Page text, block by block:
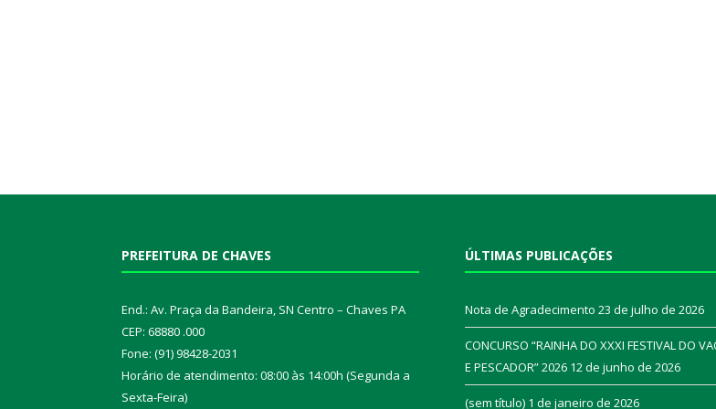
PREFEITURA DE CHAVES
End.: Av. Praça da Bandeira, SN Centro – Chaves PA
CEP: 68880 .000
Fone: (91) 98428-2031
Horário de atendimento: 08:00 às 14:00h (Segunda a
Sexta-Feira)
ÚLTIMAS PUBLICAÇÕES
Nota de Agradecimento 23 de julho de 2026
CONCURSO “RAINHA DO XXXI FESTIVAL DO
E PESCADOR” 2026 12 de junho de 2026
(sem título) 1 de janeiro de 2026